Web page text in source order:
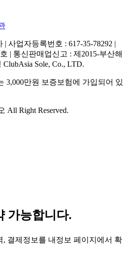
사업자등록번호 : 617-35-78292 |
| 통신판매업신고 : 제2015-부산해
Sole, Co., LTD.
3,000만원 보증보험에 가입되어 있
All Right Reserved.
가능합니다.
, 결제정보를 내정보 페이지에서 확